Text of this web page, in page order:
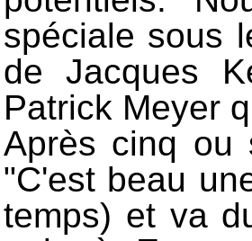
spéciale sous
de Jacques
Patrick Meyer
Après cinq ou
"C'est beau
temps) et va